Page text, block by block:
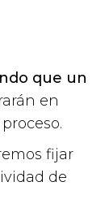
que un
en
fijar
de